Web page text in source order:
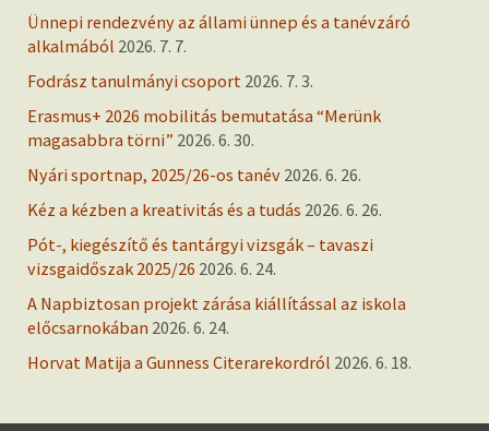
Ünnepi rendezvény az állami ünnep és a tanévzáró
alkalmából 2026. 7. 7.
Fodrász tanulmányi csoport 2026. 7. 3.
Erasmus+ 2026 mobilitás bemutatása “Merünk
magasabbra törni” 2026. 6. 30.
Nyári sportnap, 2025/26-os tanév 2026. 6. 26.
Kéz a kézben a kreativitás és a tudás 2026. 6. 26.
Pót-, kiegészítő és tantárgyi vizsgák – tavaszi
vizsgaidőszak 2025/26 2026. 6. 24.
A Napbiztosan projekt zárása kiállítással az iskola
előcsarnokában 2026. 6. 24.
Horvat Matija a Gunness Citerarekordról 2026. 6. 18.